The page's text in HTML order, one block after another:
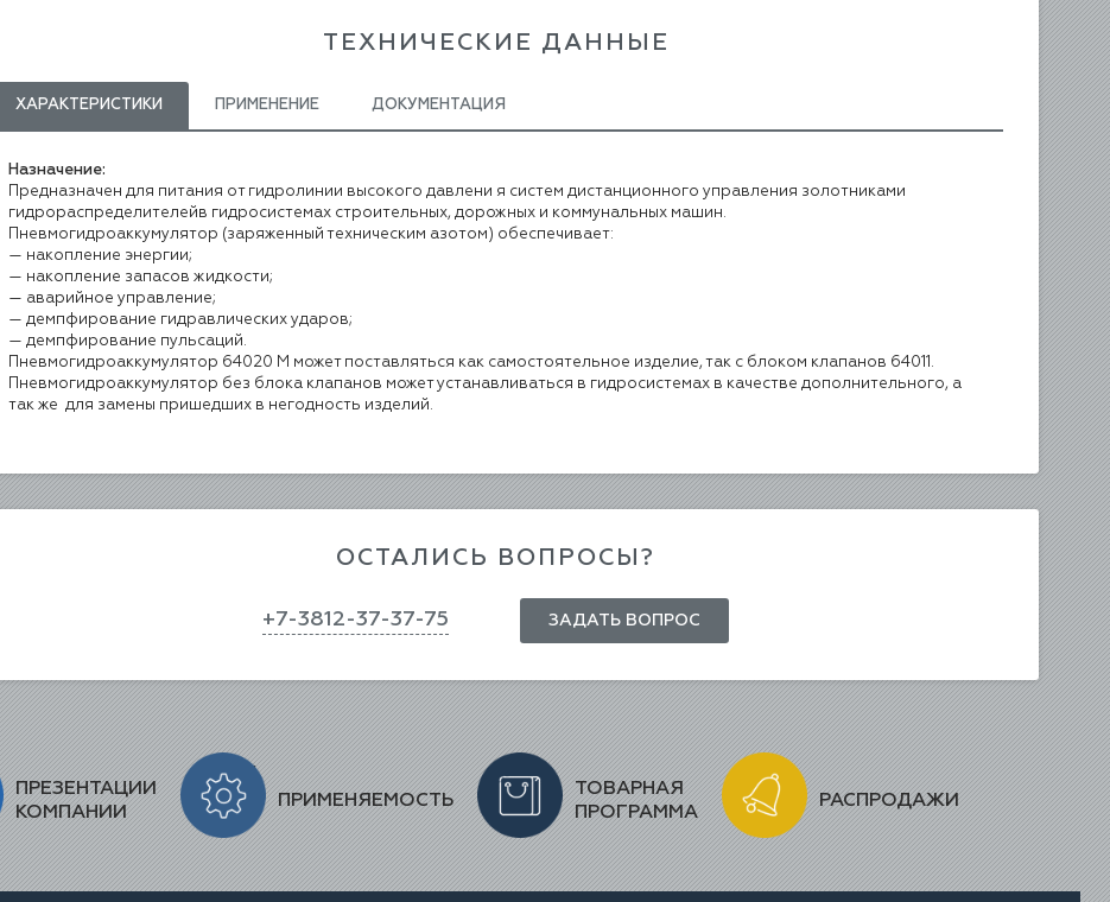
ТЕХНИЧЕСКИЕ ДАННЫЕ
ХАРАКТЕРИСТИКИ ПРИМЕНЕНИЕ ДОКУМЕНТАЦИЯ
Назначение:
Предназначен для питания от гидролинии высокого давлени я систем дистанционного управления золотниками
гидрораспределителейв гидросистемах строительных, дорожных и коммунальных машин.
Пневмогидроаккумулятор (заряженный техническим азотом) обеспечивает:
накопление энергии;
накопление запасов жидкости;
аварийное управление;
демпфирование гидравлических ударов;
демпфирование пульсаций.
Пневмогидроаккумулятор 64020 М может поставляться как самостоятельное изделие, так с блоком клапанов 64011.
Пневмогидроаккумулятор без блока клапанов может устанавливаться в гидросистемах в качестве дополнительного, а
так же для замены пришедших в негодность изделий.
ОСТАЛИСЬ ВОПРОСЫ?
+7-3812-37-37-75 ЗАДАТЬ ВОПРОС
ПРЕЗЕНТАЦИИ
КОМПАНИИ
ПРИМЕНЯЕМОСТЬ
ТОВАРНАЯ
ПРОГРАММА
РАСПРОДАЖИ